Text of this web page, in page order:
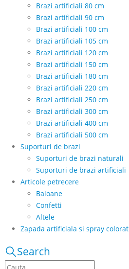
Brazi artificiali 80 cm
Brazi artificiali 90 cm
Brazi artificiali 100 cm
Brazi artificiali 105 cm
Brazi artificiali 120 cm
Brazi artificiali 150 cm
Brazi artificiali 180 cm
Brazi artificiali 220 cm
Brazi artificiali 250 cm
Brazi artificiali 300 cm
Brazi artificiali 400 cm
Brazi artificiali 500 cm
Suporturi de brazi
Suporturi de brazi naturali
Suporturi de brazi artificiali
Articole petrecere
Baloane
Confetti
Altele
Zapada artificiala si spray colorat
Search